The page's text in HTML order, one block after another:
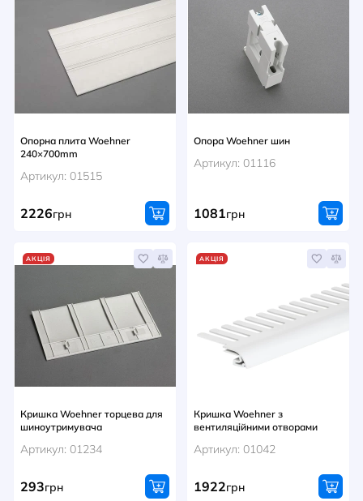
Опорна плита Woehner
240×700mm
Артикул: 01515
2226грн
Опора Woehner шин
Артикул: 01116
1081грн
АКЦІЯ
Кришка Woehner торцева для
шиноутримувача
Артикул: 01234
293грн
АКЦІЯ
Кришка Woehner з
вентиляційними отворами
Артикул: 01042
1922грн